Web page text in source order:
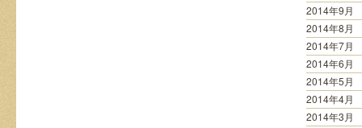
2014年9月
2014年8月
2014年7月
2014年6月
2014年5月
2014年4月
2014年3月